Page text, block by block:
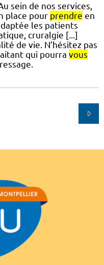
sein de nos services,
place pour prendre en
les patients
cruralgie [...]
de vie. N’hésitez pas
qui pourra vous